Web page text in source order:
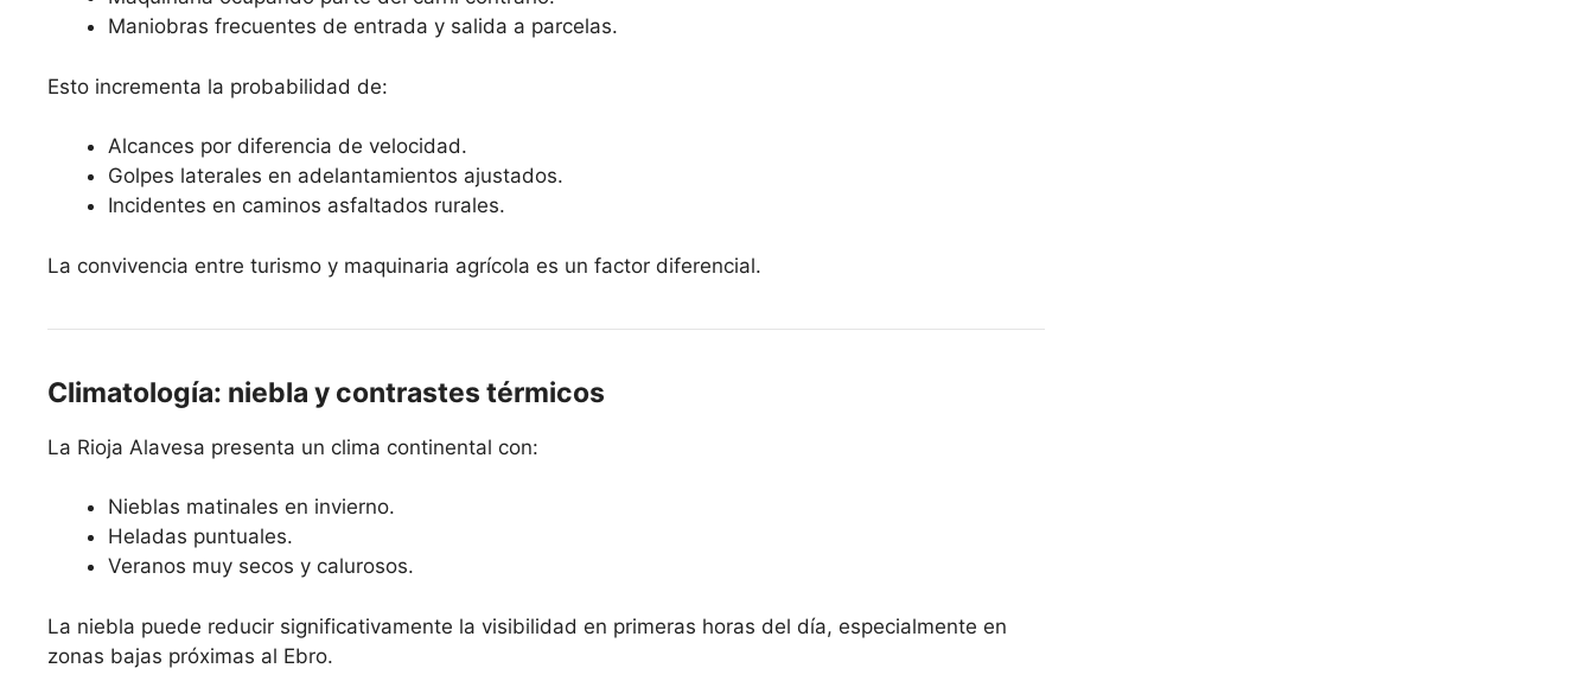
Maniobras frecuentes de entrada y salida a parcelas.
Esto incrementa la probabilidad de:
Alcances por diferencia de velocidad.
Golpes laterales en adelantamientos ajustados.
Incidentes en caminos asfaltados rurales.
La convivencia entre turismo y maquinaria agrícola es un factor diferencial.
Climatología: niebla y contrastes térmicos
La Rioja Alavesa presenta un clima continental con:
Nieblas matinales en invierno.
Heladas puntuales.
Veranos muy secos y calurosos.
La niebla puede reducir significativamente la visibilidad en primeras horas del día, especialmente en
zonas bajas próximas al Ebro.